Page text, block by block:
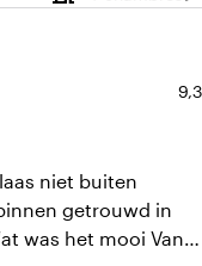
9,3
niet buiten
getrouwd in